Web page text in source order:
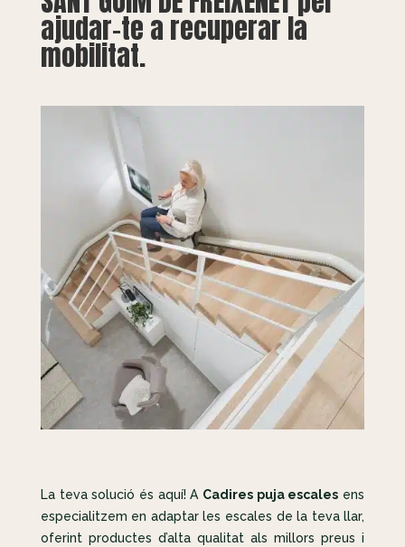
ajudar-te a recuperar la
mobilitat.
La teva solució és aquí! A Cadires puja escales ens
especialitzem en adaptar les escales de la teva llar,
oferint productes d’alta qualitat als millors preus i